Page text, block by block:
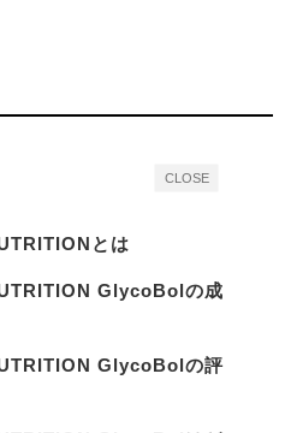
CLOSE
とは
GlycoBolの成
GlycoBolの評